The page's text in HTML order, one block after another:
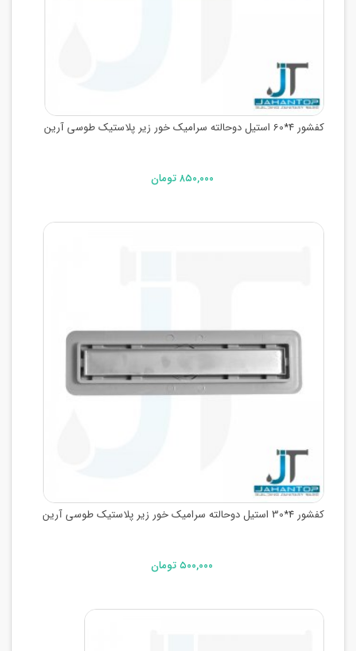
کفشور 4*60 استیل دوحالته سرامیک خور زیر پلاستیک طوسی آرین
۸۵۰,۰۰۰ تومان
کفشور 4*30 استیل دوحالته سرامیک خور زیر پلاستیک طوسی آرین
۵۰۰,۰۰۰ تومان